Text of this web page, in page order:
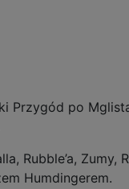
Przygód po
Rubble’a,
Humdingerem.